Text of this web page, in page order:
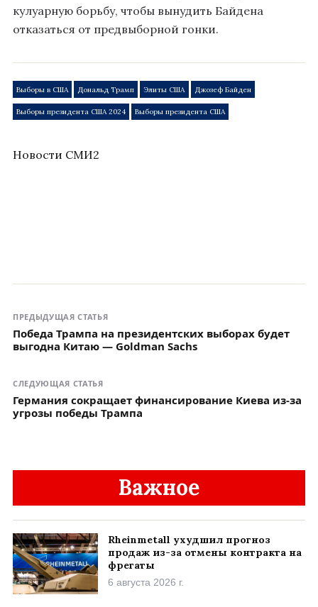
кулуарную борьбу, чтобы вынудить Байдена
отказаться от предвыборной гонки.
Выборы в США Дональд Трамп Элиты США Джозеф Байден
Выборы президента США 2024 Выборы президента США
Новости СМИ2
ПРЕДЫДУЩАЯ СТАТЬЯ
Победа Трампа на президентских выборах будет
выгодна Китаю — Goldman Sachs
СЛЕДУЮЩАЯ СТАТЬЯ
Германия сокращает финансирование Киева из-за
угрозы победы Трампа
Важное
Rheinmetall ухудшил прогноз
продаж из-за отмены контракта на
фрегаты
6 августа 2026 г.